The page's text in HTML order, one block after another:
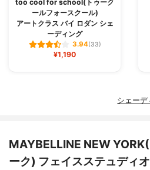
too cool for school(トゥーク
ールフォースクール)
アートクラス バイ ロダン シェ
ーディング
3.94(33)
¥1,190
シェーデ
MAYBELLINE NEW
ーク) フェイスステュディ